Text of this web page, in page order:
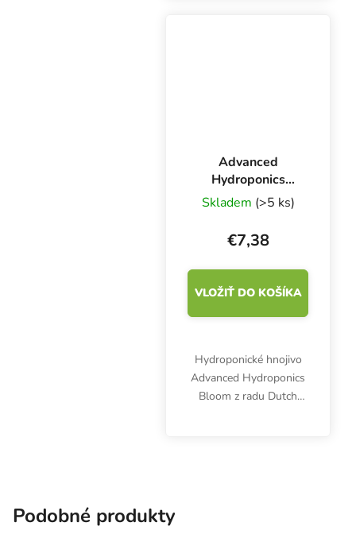
Advanced
Hydroponics
Bloom 500 ml,
základné hnojivo
pre kvety
Skladem (>5 ks)
€7,38
VLOŽIŤ DO KOŠÍKA
Hydroponické hnojivo
Advanced Hydroponics
Bloom z radu Dutch
Podobné produkty